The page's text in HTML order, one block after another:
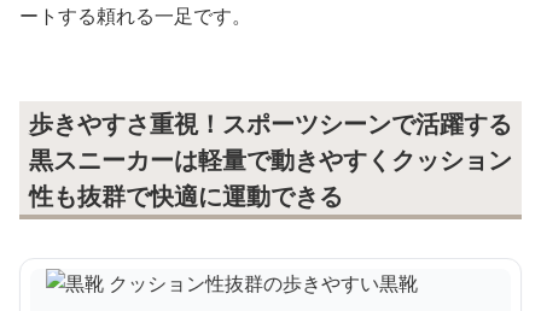
ートする頼れる一足です。
歩きやすさ重視！スポーツシーンで活躍する
黒スニーカーは軽量で動きやすくクッション
性も抜群で快適に運動できる